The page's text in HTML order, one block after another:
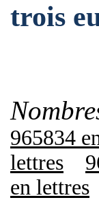
trois
965834
lettres
en lettres